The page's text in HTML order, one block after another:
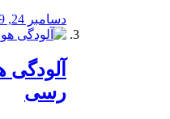
دسامبر 24, 2019
رسی